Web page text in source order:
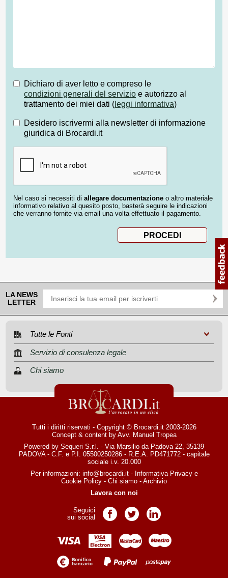
Dichiaro di aver letto e compreso le
condizioni generali del servizio e autorizzo al
trattamento dei miei dati ( leggi informativa)
Desidero iscrivermi alla newsletter di informazione
giuridica di Brocardi.it
Nel caso si necessiti di allegare documentazione o altro materiale
informativo relativo al quesito posto, basterà seguire le indicazioni
che verranno fornite via email una volta effettuato il pagamento.
LA NEWS
LETTER
Tutte le Fonti
Servizio di consulenza legale
Chi siamo
Tutti i diritti riservati - Copyright © Brocardi.it 2003-2026
Concept & content by Avv. Manuel Tropea
Powered by Sequeri S.r.l. - Via Marsilio da Padova 22, 35139
PADOVA - C.F. e P.I. 05500250286 - R.E.A. PD471772 - capitale
sociale i.v. 20.000
Per informazioni: info@brocardi.it- Informativa Privacye
Cookie Policy - Chi siamo - Archivio
Lavora con noi
Seguici
sui social
Pagina Facebook
Pagina TwitterPagina LinkedIn